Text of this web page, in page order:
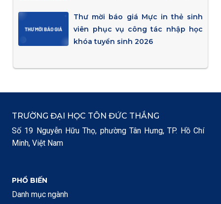
Thư mời báo giá Mực in thẻ sinh
viên phục vụ công tác nhập học
khóa tuyển sinh 2026
TRƯỜNG ĐẠI HỌC TÔN ĐỨC THẮNG
Số 19 Nguyễn Hữu Thọ, phường Tân Hưng, TP. Hồ Chí
Minh, Việt Nam
PHỔ BIẾN
Danh mục ngành